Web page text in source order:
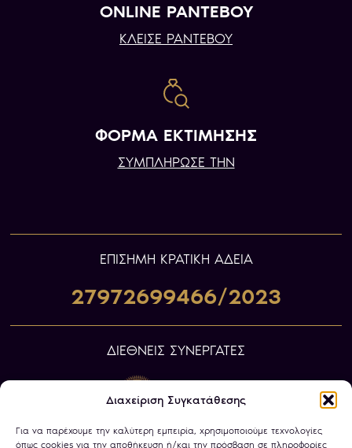
Διαχείριση Συγκατάθεσης
Για να παρέχουμε την καλύτερη εμπειρία, χρησιμοποιούμε τεχνολογίες
όπως cookies για την αποθήκευση ή/και την πρόσβαση σε πληροφορίες
ONLINE ΡΑΝΤΕΒΟΥ
ΚΛΕΙΣΕ ΡΑΝΤΕΒΟΥ
ΦΟΡΜΑ ΕΚΤΙΜΗΣΗΣ
ΣΥΜΠΛΗΡΩΣΕ ΤΗΝ
ΕΠIΣΗΜΗ ΚΡΑΤΙΚΗ ΑΔΕΙΑ
27972699466/2023
ΔΙΕΘΝΕΙΣ ΣΥΝΕΡΓΑΤΕΣ